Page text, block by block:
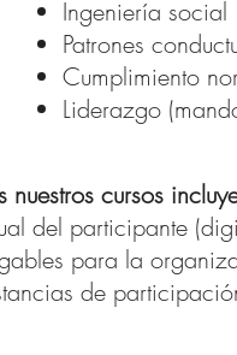
Ingeniería social
Patrones
Cumplimiento
Liderazgo
nuestros cursos
del participante
para la
de